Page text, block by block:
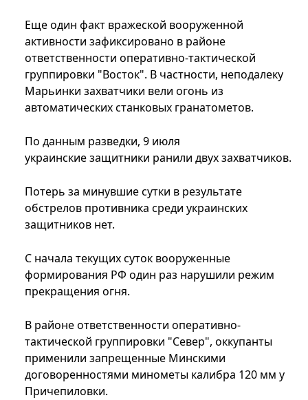
Еще один факт вражеской вооруженной
активности зафиксировано в районе
ответственности оперативно-тактической
группировки "Восток". В частности, неподалеку
Марьинки захватчики вели огонь из
автоматических станковых гранатометов.
По данным разведки, 9 июля
украинские защитники ранили двух захватчиков.
Потерь за минувшие сутки в результате
обстрелов противника среди украинских
защитников нет.
С начала текущих суток вооруженные
формирования РФ один раз нарушили режим
прекращения огня.
В районе ответственности оперативно-
тактической группировки "Север", оккупанты
применили запрещенные Минскими
договоренностями минометы калибра 120 мм у
Причепиловки.